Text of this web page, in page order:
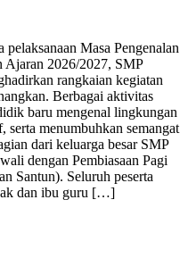
Masa Pengenalan
2026/2027, SMP
rangkaian kegiatan
Berbagai aktivitas
baru mengenal lingkungan
serta menumbuhkan semangat
dari keluarga besar SMP
dengan Pembiasaan Pagi
Santun). Seluruh peserta
dan ibu guru […]